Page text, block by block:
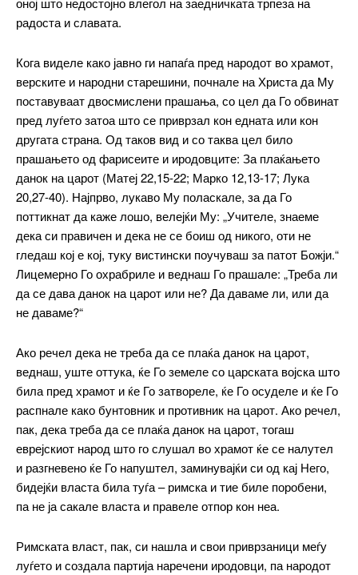
радоста и славата.
Кога виделе како јавно ги напаѓа пред народот во храмот,
верските и народни старешини, почнале на Христа да Му
поставуваат двосмислени прашања, со цел да Го обвинат
пред луѓето затоа што се приврзал кон едната или кон
другата страна. Од таков вид и со таква цел било
прашањето од фарисеите и иродовците: За плаќањето
данок на царот (Матеј 22,15-22; Марко 12,13-17; Лука
20,27-40). Најпрво, лукаво Му поласкале, за да Го
поттикнат да каже лошо, велејќи Му: „Учителе, знаеме
дека си правичен и дека не се боиш од никого, оти не
гледаш кој е кој, туку вистински поучуваш за патот Божји.“
Лицемерно Го охрабриле и веднаш Го прашале: „Треба ли
да се дава данок на царот или не? Да даваме ли, или да
не даваме?“
Ако речел дека не треба да се плаќа данок на царот,
веднаш, уште оттука, ќе Го земеле со царската војска што
била пред храмот и ќе Го затвореле, ќе Го осуделе и ќе Го
распнале како бунтовник и противник на царот. Ако речел,
пак, дека треба да се плаќа данок на царот, тогаш
еврејскиот народ што го слушал во храмот ќе се налутел
и разгневено ќе Го напуштел, заминувајќи си од кај Него,
бидејќи власта била туѓа – римска и тие биле поробени,
па не ја сакале власта и правеле отпор кон неа.
Римската власт, пак, си нашла и свои приврзаници меѓу
луѓето и создала партија наречени иродовци, па народот